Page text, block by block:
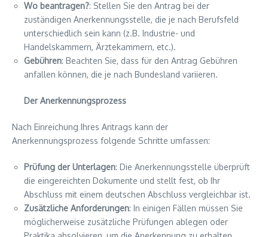
Wo beantragen?: Stellen Sie den Antrag bei der
zuständigen Anerkennungsstelle, die je nach Berufsfeld
unterschiedlich sein kann (z.B. Industrie- und
Handelskammern, Ärztekammern, etc.).
Gebühren: Beachten Sie, dass für den Antrag Gebühren
anfallen können, die je nach Bundesland variieren.
Der Anerkennungsprozess
Nach Einreichung Ihres Antrags kann der
Anerkennungsprozess folgende Schritte umfassen:
Prüfung der Unterlagen: Die Anerkennungsstelle überprüft
die eingereichten Dokumente und stellt fest, ob Ihr
Abschluss mit einem deutschen Abschluss vergleichbar ist.
Zusätzliche Anforderungen: In einigen Fällen müssen Sie
möglicherweise zusätzliche Prüfungen ablegen oder